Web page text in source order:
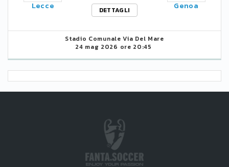
Lecce
DETTAGLI
Genoa
Stadio Comunale Via Del Mare
24 mag 2026 ore 20:45